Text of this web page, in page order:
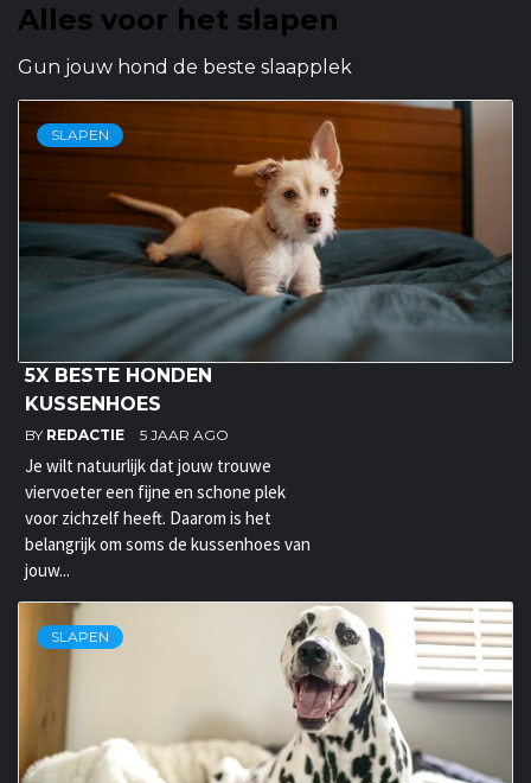
Alles voor het slapen
Gun jouw hond de beste slaapplek
SLAPEN
5X BESTE HONDEN
KUSSENHOES
BY REDACTIE 5 JAAR AGO
Je wilt natuurlijk dat jouw trouwe
viervoeter een fijne en schone plek
voor zichzelf heeft. Daarom is het
belangrijk om soms de kussenhoes van
jouw...
SLAPEN